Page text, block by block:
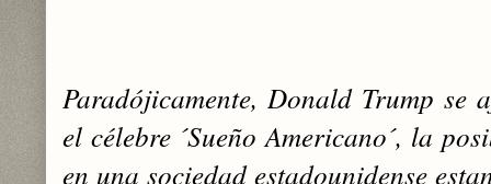
Paradójicamente, Donald Trump se
el célebre ´Sueño ‎Americano´, la
en una sociedad estadounidense